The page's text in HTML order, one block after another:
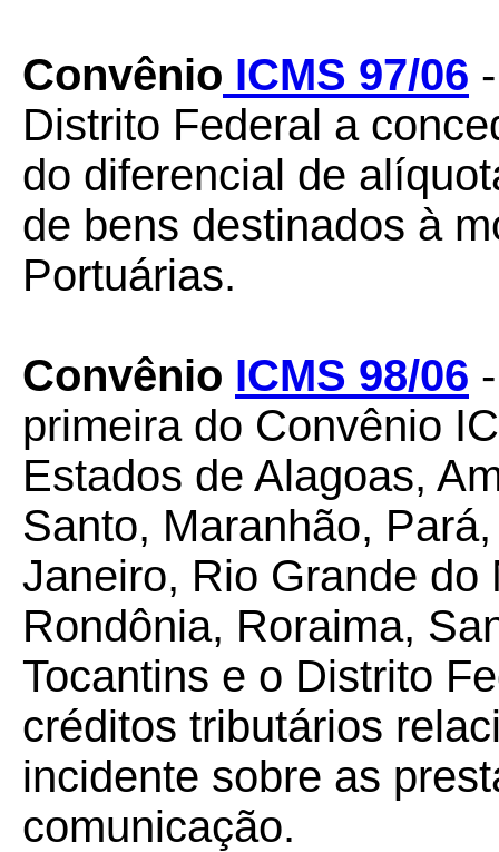
Convênio ICMS 97/06
Distrito Federal a
do diferencial de
de bens destinados à
Portuárias.
Convênio ICMS 98/06 -
primeira do Convênio
Estados de Alagoas,
Santo, Maranhão,
Janeiro, Rio Grande
Rondônia, Roraima,
Tocantins e o Distrito
créditos tributários
incidente sobre as
comunicação.